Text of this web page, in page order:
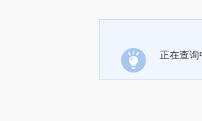
正在查询